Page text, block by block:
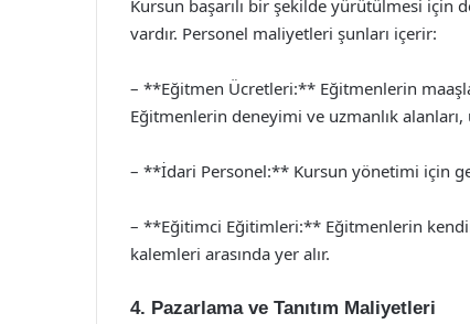
Kursun başarılı bir şekilde yürütülmesi
vardır. Personel maliyetleri şunları içerir:
– **Eğitmen Ücretleri:** Eğitmenlerin
Eğitmenlerin deneyimi ve uzmanlık
– **İdari Personel:** Kursun yönetimi için
– **Eğitimci Eğitimleri:** Eğitmenlerin
kalemleri arasında yer alır.
4. Pazarlama ve Tanıtım Maliyetleri